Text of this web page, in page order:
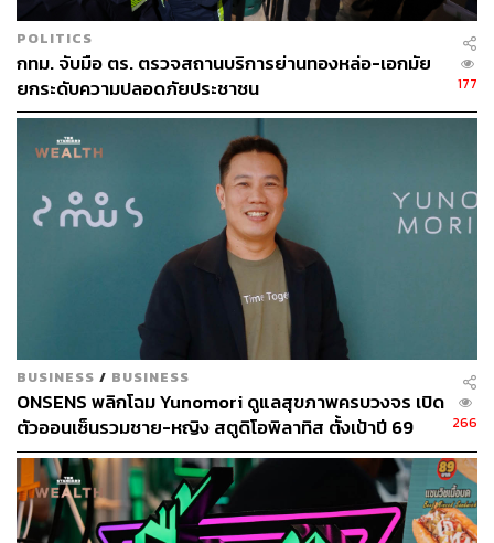
และเพลินจิต
Veggiology
POLITICS
กทม. จับมือ ตร. ตรวจสถานบริการย่านทองหล่อ-เอกมัย
ยกระดับความปลอดภัยประชาชน
177
BUSINESS / BUSINESS
ONSENS พลิกโฉม Yunomori ดูแลสุขภาพครบวงจร เปิด
ตัวออนเซ็นรวมชาย-หญิง สตูดิโอพิลาทิส ตั้งเป้าปี 69
รายได้-กำไรโต 10-15%
266